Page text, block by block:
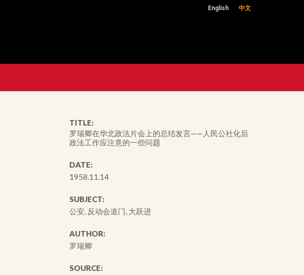
English 中文
TITLE:
罗瑞卿在华北政法片会上的总结发言——人民公社化后
政法工作应注意的一些问题
DATE:
1958.11.14
SUBJECT:
公安, 反动会道门, 大跃进
AUTHOR:
罗瑞卿
SOURCE: